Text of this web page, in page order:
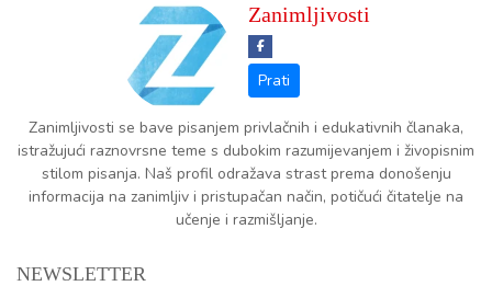
Zanimljivosti
Zanimljivosti se bave pisanjem privlačnih i edukativnih članaka,
istražujući raznovrsne teme s dubokim razumijevanjem i živopisnim
stilom pisanja. Naš profil odražava strast prema donošenju
informacija na zanimljiv i pristupačan način, potičući čitatelje na
učenje i razmišljanje.
NEWSLETTER